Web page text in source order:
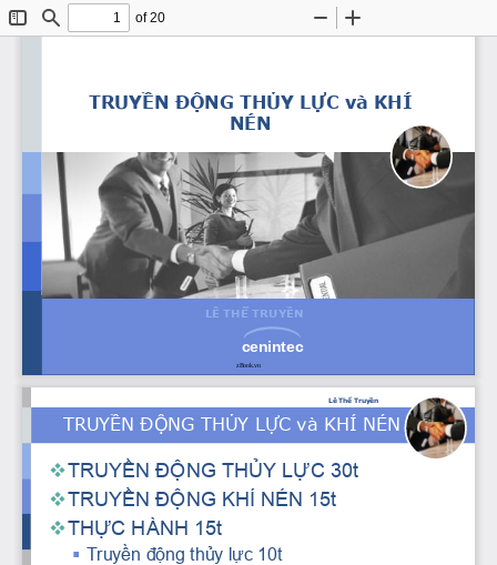
ToggleFind
of 20
Zoom
cenintec
TRUYỀN ĐỘNG THỦY LỰC và KHÍ
NÉN
LÊ THỂ TRUYỀN
zBook.vn
TRUYỀN ĐỘNG THỦY LỰC và KHÍ NÉN
 TRUYỀN ĐỘNG THỦY LỰC 30t
 TRUYỀN ĐỘNG KHÍ NÉN 15t
 THỰC HÀNH 15t
 Truyền động thủy lực 10t
Lê Thể Truyền